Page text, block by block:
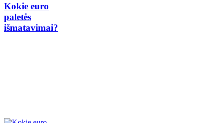
Kokie euro
paletės
išmatavimai?